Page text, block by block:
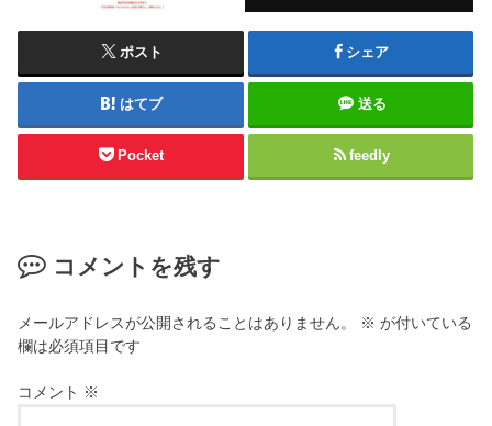
ポスト シェア
はてブ 送る
Pocket feedly
コメントを残す
メールアドレスが公開されることはありません。 ※ が付いている
欄は必須項目です
コメント ※